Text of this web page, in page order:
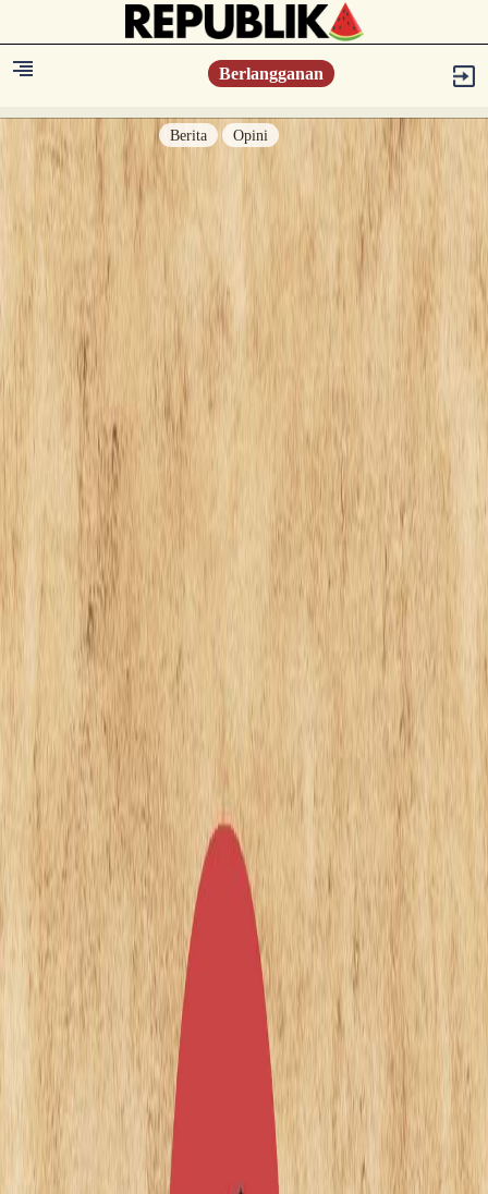
Berlangganan
Berita Opini
Berita
Islam Digest
Hikmah
Opini
Konsultasi Syariah
Resonansi
Sejarah
Lensa
Iqtishodia
Sastra
Literasi Umat